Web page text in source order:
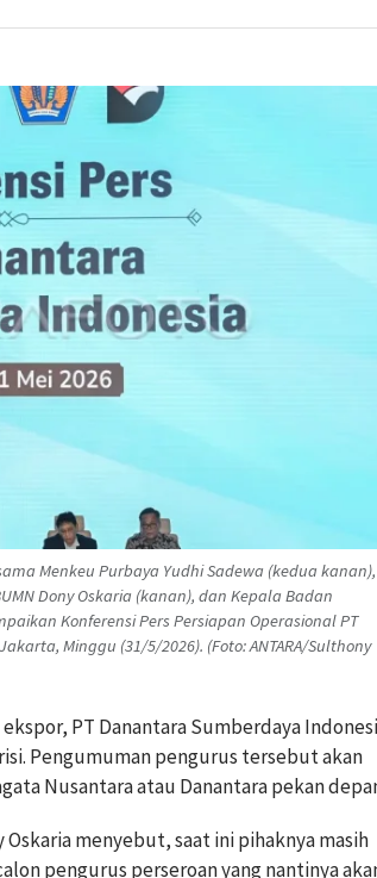
Menkeu Purbaya Yudhi Sadewa (kedua
Dony Oskaria (kanan), dan Kepala Badan
Konferensi Pers Persiapan Operasional PT
Minggu (31/5/2026). (Foto: ANTARA/Sulthony
PT Danantara Sumberdaya
Pengumuman pengurus tersebut akan
Nusantara atau Danantara pekan
menyebut, saat ini pihaknya masih
pengurus perseroan yang nantinya